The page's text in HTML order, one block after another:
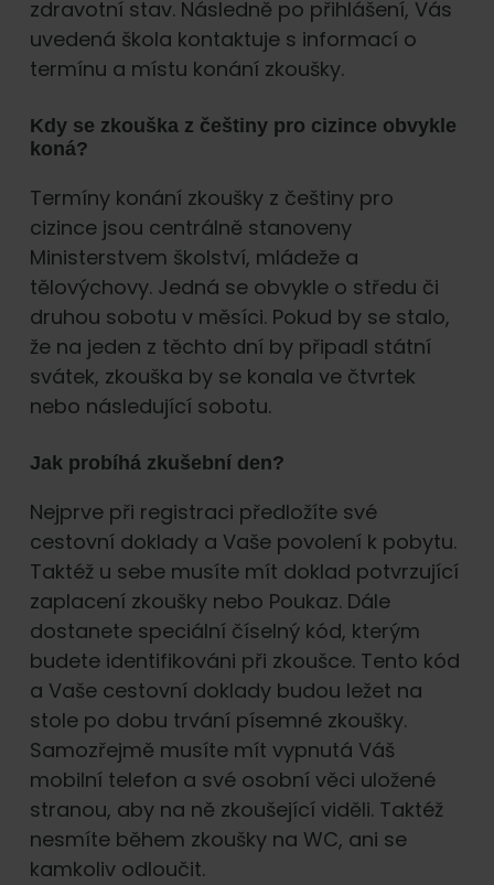
zdravotní stav. Následně po přihlášení, Vás
uvedená škola kontaktuje s informací o
termínu a místu konání zkoušky.
Kdy se zkouška z češtiny pro cizince obvykle
koná?
Termíny konání zkoušky z češtiny pro
cizince jsou centrálně stanoveny
Ministerstvem školství, mládeže a
tělovýchovy. Jedná se obvykle o středu či
druhou sobotu v měsíci. Pokud by se stalo,
že na jeden z těchto dní by připadl státní
svátek, zkouška by se konala ve čtvrtek
nebo následující sobotu.
Jak probíhá zkušební den?
Nejprve při registraci předložíte své
cestovní doklady a Vaše povolení k pobytu.
Taktéž u sebe musíte mít doklad potvrzující
zaplacení zkoušky nebo Poukaz. Dále
dostanete speciální číselný kód, kterým
budete identifikováni při zkoušce. Tento kód
a Vaše cestovní doklady budou ležet na
stole po dobu trvání písemné zkoušky.
Samozřejmě musíte mít vypnutá Váš
mobilní telefon a své osobní věci uložené
stranou, aby na ně zkoušející viděli. Taktéž
nesmíte během zkoušky na WC, ani se
kamkoliv odloučit.